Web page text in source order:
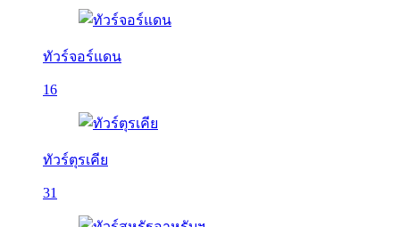
ทัวร์จอร์แดน
16
ทัวร์ตุรเคีย
31